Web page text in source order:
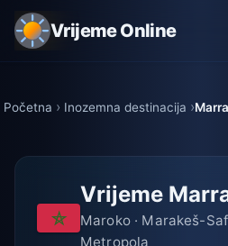
Vrijeme Online
Početna Inozemna destinacija
Vrijeme
Maroko · Marakeš-
Metropola